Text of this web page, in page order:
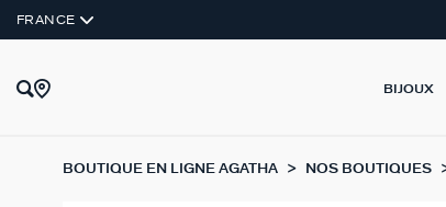
FRANCE
BIJOUX
BOUTIQUE EN LIGNE AGATHA NOS BOUTIQUES